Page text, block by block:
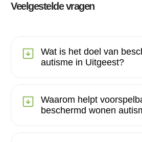
Veelgestelde vragen
Wat is het doel van
autisme in Uitgeest?
Waarom helpt
beschermd wonen